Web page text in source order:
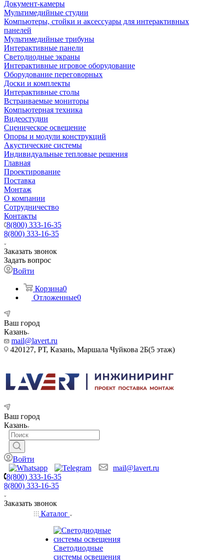
Документ-камеры
Мультимедийные студии
Компьютеры, стойки и аксессуары для интерактивных
панелей
Мультимедийные трибуны
Интерактивные панели
Светодиодные экраны
Интерактивные игровое оборудование
Оборудование переговорных
Доски и комплекты
Интерактивные столы
Встраиваемые мониторы
Компьютерная техника
Видеостудии
Cценическое освещение
Опоры и модули конструкций
Акустические системы
Индивидуальные тепловые решения
Главная
Проектирование
Поставка
Монтаж
О компании
Сотрудничество
Контакты
8(800) 333-16-35
8(800) 333-16-35
Заказать звонок
Задать вопрос
Войти
Корзина0
Отложенные0
Ваш город
Казань
mail@lavert.ru
420127, РТ, Казань, Маршала Чуйкова 2Б(5 этаж)
Ваш город
Казань
Войти
mail@lavert.ru
8(800) 333-16-35
8(800) 333-16-35
Заказать звонок
Каталог
Светодиодные
системы освещения